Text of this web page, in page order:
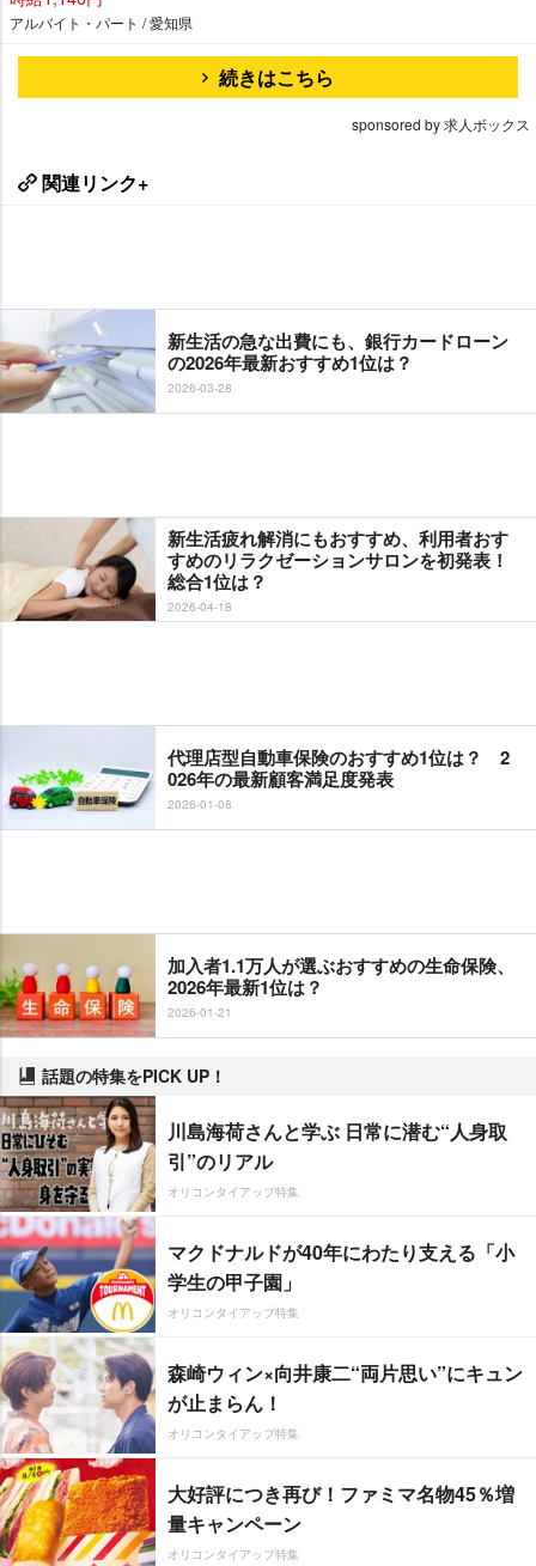
アルバイト・パート / 愛知県
続きはこちら
sponsored by 求人ボックス
関連リンク+
新生活の急な出費にも、銀行カードローン
の2026年最新おすすめ1位は？
2026-03-28
新生活疲れ解消にもおすすめ、利用者おす
すめのリラクゼーションサロンを初発表！
総合1位は？
2026-04-18
代理店型自動車保険のおすすめ1位は？ 2
026年の最新顧客満足度発表
2026-01-08
加入者1.1万人が選ぶおすすめの生命保険、
2026年最新1位は？
2026-01-21
話題の特集をPICK UP！
川島海荷さんと学ぶ 日常に潜む“人身取
引”のリアル
オリコンタイアップ特集
マクドナルドが40年にわたり支える「小
学生の甲子園」
オリコンタイアップ特集
森崎ウィン×向井康二“両片思い”にキュン
が止まらん！
オリコンタイアップ特集
大好評につき再び！ファミマ名物45％増
量キャンペーン
オリコンタイアップ特集